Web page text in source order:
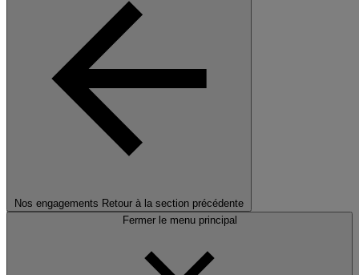
Nos engagements Retour à la section précédente
Fermer le menu principal